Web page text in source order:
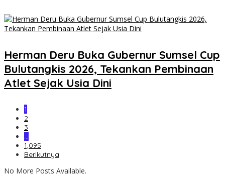
Herman Deru Buka Gubernur Sumsel Cup
Bulutangkis 2026, Tekankan Pembinaan
Atlet Sejak Usia Dini
1
2
3
…
1,095
Berikutnya
No More Posts Available.